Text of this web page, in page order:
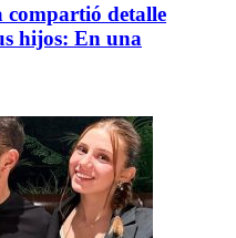
detalle
hijos: En una